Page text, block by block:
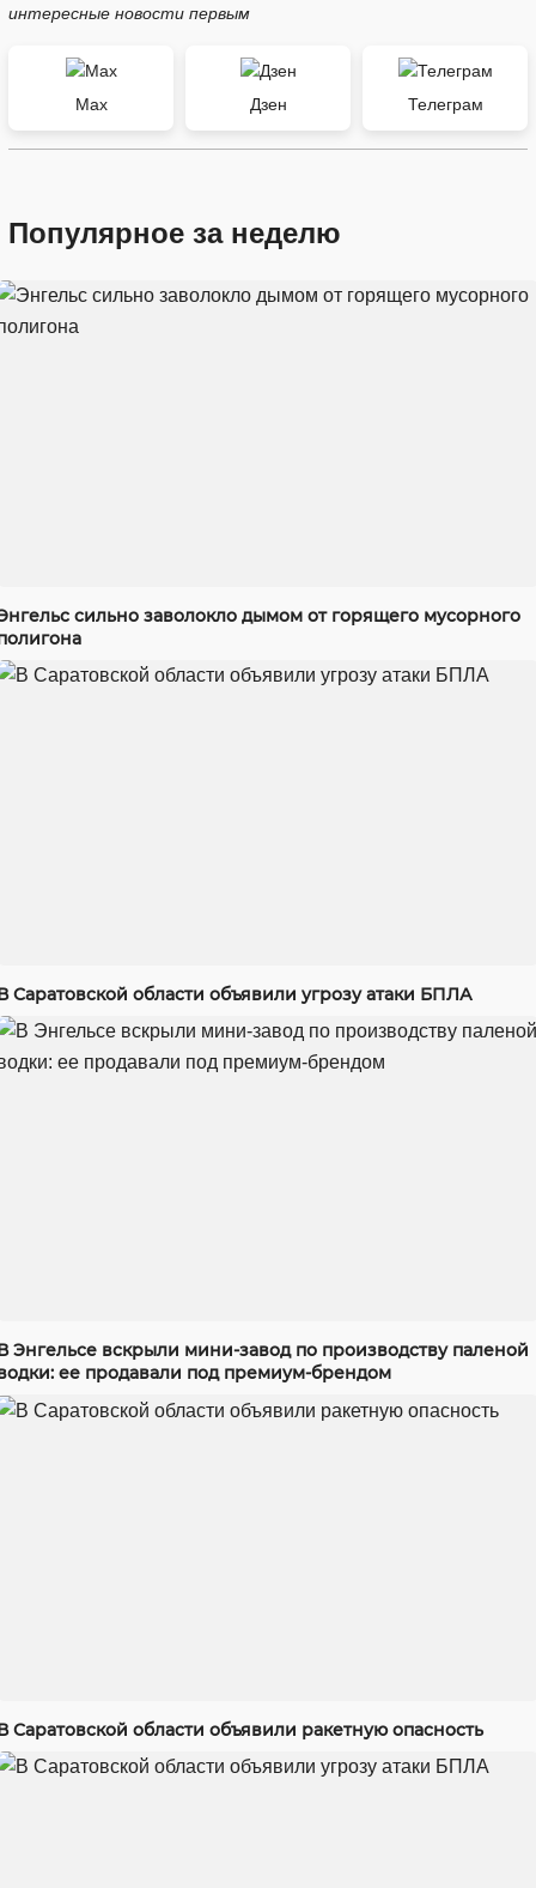
интересные новости первым
Max Дзен Телеграм
Популярное за неделю
сильно заволокло дымом от горящего мусорного
Саратовской области объявили угрозу атаки БПЛА
Энгельсе вскрыли мини-завод по производству паленой
ее продавали под премиум-брендом
Саратовской области объявили ракетную опасность